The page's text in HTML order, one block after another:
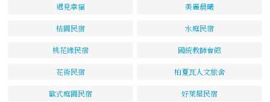
遇見幸福 美麗晨曦
桔園民宿 水庭民宿
桃花緣民宿 國統教師會館
花術民宿 柏夏瓦人文旅舍
歐式庭園民宿 好萊屋民宿